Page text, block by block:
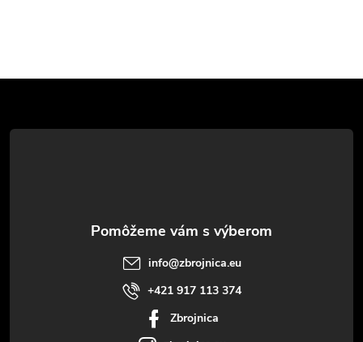
á
info@zbrojnica.eu
+421 917 113 374
Zbrojnica